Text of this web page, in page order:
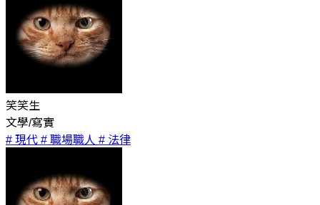
笑笑生
文學/寫實
# 現代 # 職場職人 # 法律